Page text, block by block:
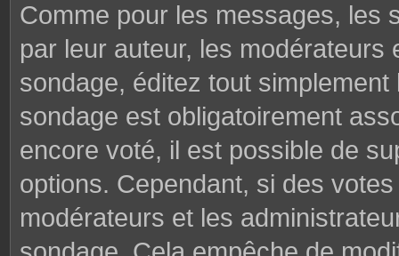
Comme pour les messages, les
par leur auteur, les
sondage, éditez tout
sondage est obligatoirement
encore voté, il est possible de
options. Cependant, si des
modérateurs et les